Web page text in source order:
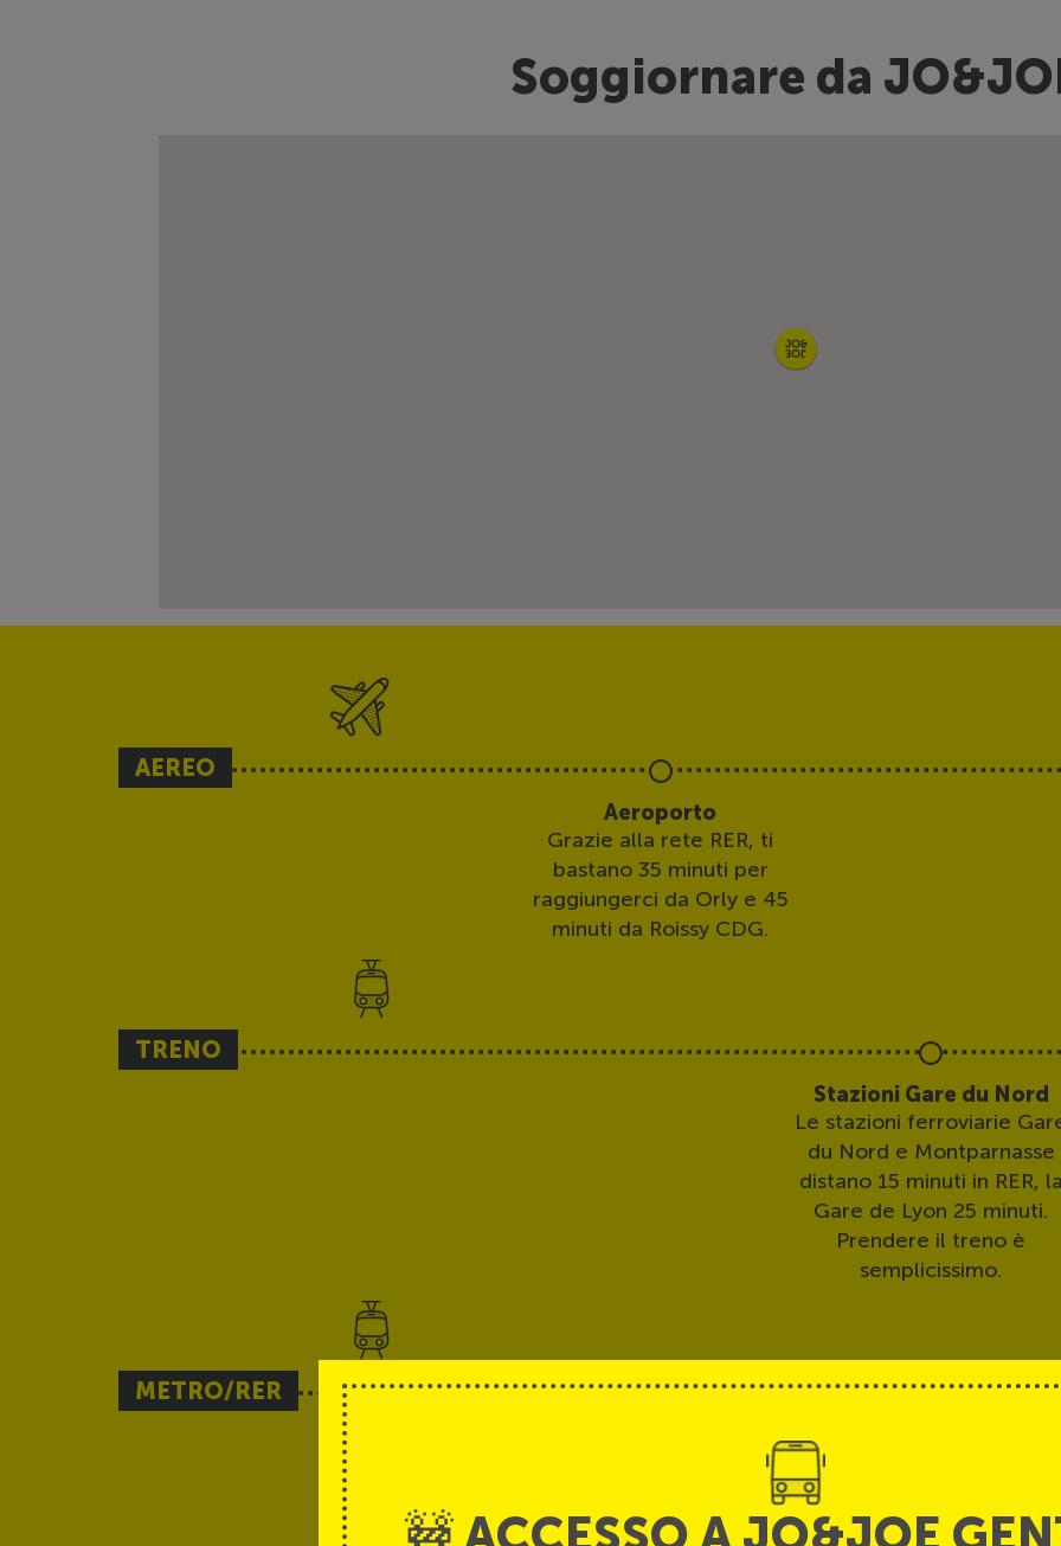
Soggiornare da
AEREO
Aeroporto
Grazie alla rete RER, ti
bastano 35 minuti per
raggiungerci da Orly e 45
minuti da Roissy CDG.
TRENO
Stazioni Gare du Nord
Le stazioni ferroviarie
du Nord e Montparnasse
distano 15 minuti in RER,
Gare de Lyon 25 minuti.
Prendere il treno è
semplicissimo.
METRO/RER
Non si potrebbe chiedere
di meglio. La stazione RER
Gentilly dista 2 minuti a